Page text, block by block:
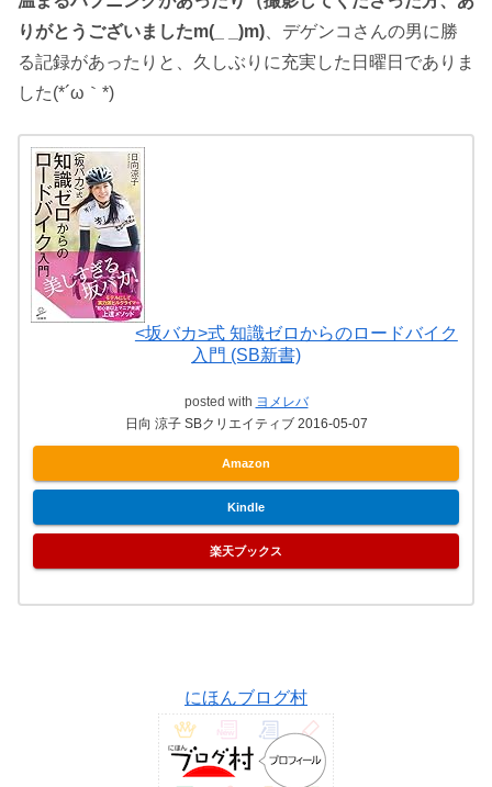
りがとうございましたm(_ _)m) 、デゲンコさんの男に勝
る記録があったりと、久しぶりに充実した日曜日でありま
した(*´ω｀*)
<坂バカ>式 知識ゼロからのロードバイク
入門 (SB新書)
posted with ヨメレバ
日向 涼子 SBクリエイティブ 2016-05-07
Amazon
Kindle
楽天ブックス
にほんブログ村